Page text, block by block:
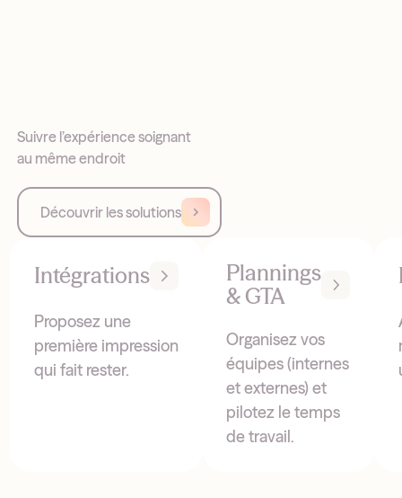
Suivre l’expérience soignant
au même endroit
Découvrir les solutions
Intégrations
Proposez une
première impression
qui fait rester.
Plannings
& GTA
Organisez vos
équipes (internes
et externes) et
pilotez le temps
de travail.